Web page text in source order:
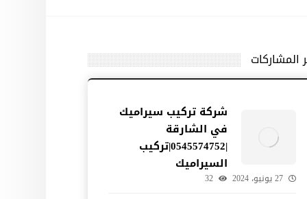
المشاركات
شركة تركيب سيراميك
في الشارقة
|0545574752|تركيب
السيراميك
27 يونيو، 2024 32